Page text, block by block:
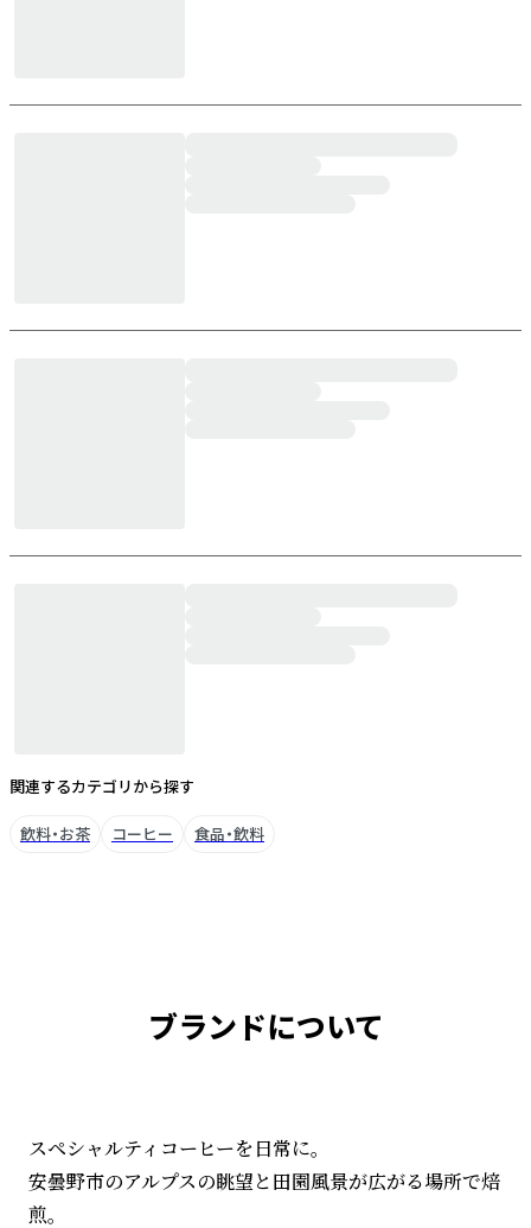
関連するカテゴリから探す
飲料・お茶 コーヒー 食品・飲料
ブランドについて
スペシャルティコーヒーを日常に。
安曇野市のアルプスの眺望と田園風景が広がる場所で焙
煎。